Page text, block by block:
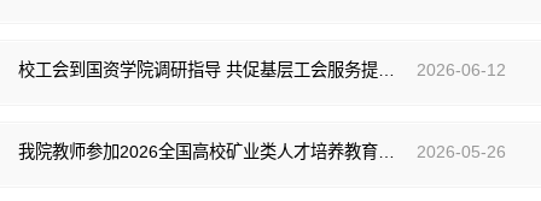
校工会到国资学院调研指导 共促基层工会服务提质增效 2026-06-12
我院教师参加2026全国高校矿业类人才培养教育教学论坛并荣获佳绩 2026-05-26